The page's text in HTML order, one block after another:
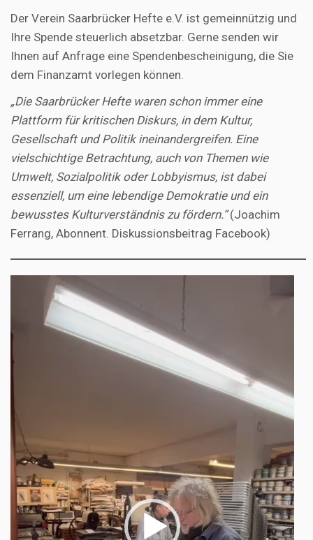
Der Verein Saarbrücker Hefte e.V. ist gemeinnützig und
Ihre Spende steuerlich absetzbar. Gerne senden wir
Ihnen auf Anfrage eine Spendenbescheinigung, die Sie
dem Finanzamt vorlegen können.
„Die Saarbrücker Hefte waren schon immer eine
Plattform für kritischen Diskurs, in dem Kultur,
Gesellschaft und Politik ineinandergreifen. Eine
vielschichtige Betrachtung, auch von Themen wie
Umwelt, Sozialpolitik oder Lobbyismus, ist dabei
essenziell, um eine lebendige Demokratie und ein
bewusstes Kulturverständnis zu fördern.“(Joachim
Ferrang, Abonnent. Diskussionsbeitrag Facebook)